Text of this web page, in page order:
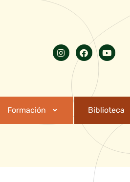
Formación Biblioteca